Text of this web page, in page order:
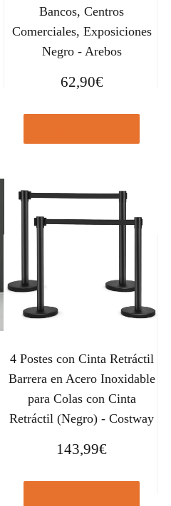
Bancos, Centros
Comerciales, Exposiciones
Negro - Arebos
62,90€
4 Postes con Cinta Retráctil
Barrera en Acero Inoxidable
para Colas con Cinta
Retráctil (Negro) - Costway
143,99€